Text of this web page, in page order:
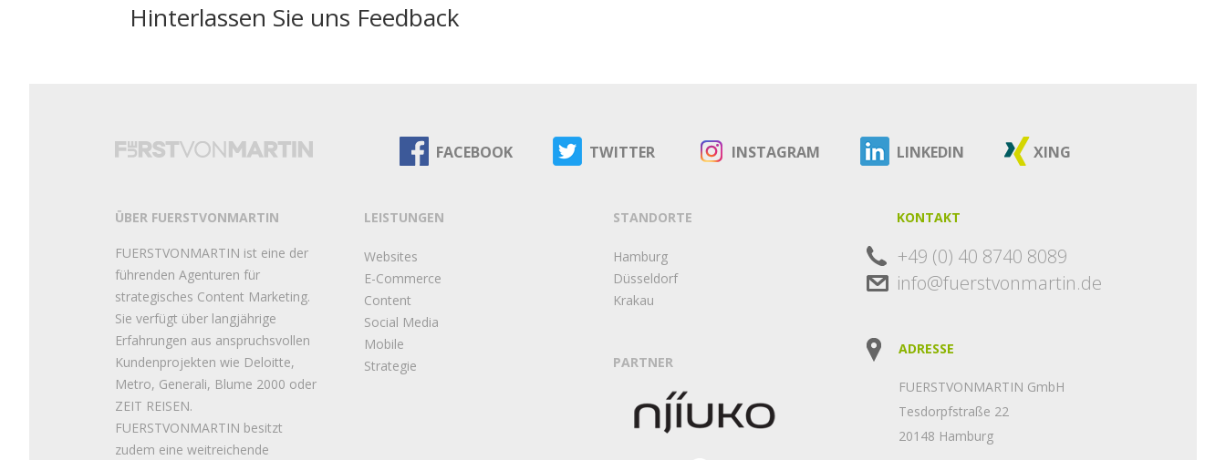
Hinterlassen Sie uns Feedback
FACEBOOK TWITTER INSTAGRAM LINKEDIN XING
ÜBER FUERSTVONMARTIN
FUERSTVONMARTIN ist eine der
führenden Agenturen für
strategisches Content Marketing.
Sie verfügt über langjährige
Erfahrungen aus anspruchsvollen
Kundenprojekten wie Deloitte,
Metro, Generali, Blume 2000 oder
ZEIT REISEN.
FUERSTVONMARTIN besitzt
zudem eine weitreichende
LEISTUNGEN
Websites
E-Commerce
Content
Social Media
Mobile
Strategie
STANDORTE
Hamburg
Düsseldorf
Krakau
PARTNER
KONTAKT
+49 (0) 40 8740 8089
info@fuerstvonmartin.de
ADRESSE
FUERSTVONMARTIN GmbH
Tesdorpfstraße 22
20148 Hamburg